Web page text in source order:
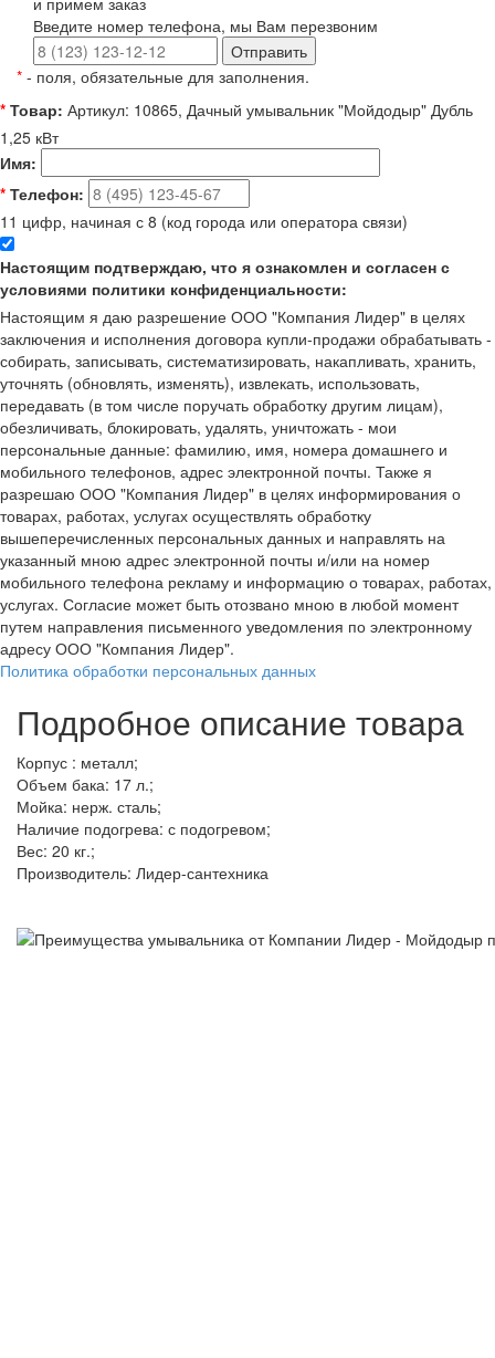
Введите номер телефона, мы Вам перезвоним
Отправить
* - поля, обязательные для заполнения.
* Товар: Артикул: 10865, Дачный умывальник "Мойдодыр" Дубль
1,25 кВт
Имя:
* Телефон:
11 цифр, начиная с 8 (код города или оператора связи)
Настоящим подтверждаю, что я ознакомлен и согласен с
условиями политики конфиденциальности:
Настоящим я даю разрешение ООО "Компания Лидер" в целях
заключения и исполнения договора купли-продажи обрабатывать -
собирать, записывать, систематизировать, накапливать, хранить,
уточнять (обновлять, изменять), извлекать, использовать,
передавать (в том числе поручать обработку другим лицам),
обезличивать, блокировать, удалять, уничтожать - мои
персональные данные: фамилию, имя, номера домашнего и
мобильного телефонов, адрес электронной почты. Также я
разрешаю ООО "Компания Лидер" в целях информирования о
товарах, работах, услугах осуществлять обработку
вышеперечисленных персональных данных и направлять на
указанный мною адрес электронной почты и/или на номер
мобильного телефона рекламу и информацию о товарах, работах,
услугах. Согласие может быть отозвано мною в любой момент
путем направления письменного уведомления по электронному
адресу ООО "Компания Лидер".
Политика обработки персональных данных
Подробное описание товара
Корпус : металл;
Объем бака: 17 л.;
Мойка: нерж. сталь;
Наличие подогрева: с подогревом;
Вес: 20 кг.;
Производитель: Лидер-сантехника